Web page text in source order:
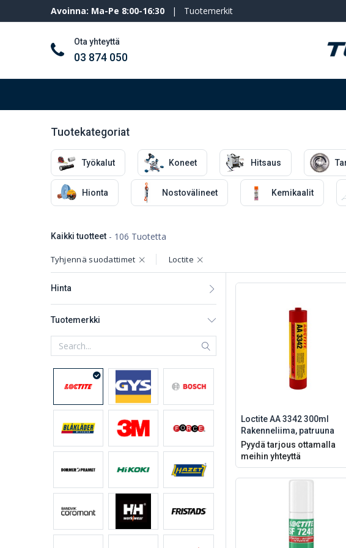
Avoinna: Ma-Pe 8:00-16:30 | Tuotemerkit
Ota yhteyttä
03 874 050
Tuotekategoriat
Työkalut Koneet Hitsaus
Hionta Nostovälineet Kemikaalit
Kaikki tuotteet - 106 Tuotetta
Tyhjennä suodattimet Loctite
Hinta
Tuotemerkki
Loctite AA 3342 300ml
Rakenneliima, patruuna
Pyydä tarjous ottamalla
meihin yhteyttä